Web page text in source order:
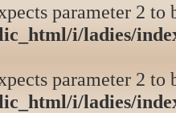
parameter 2 to
i/ladies/
parameter 2 to
i/ladies/